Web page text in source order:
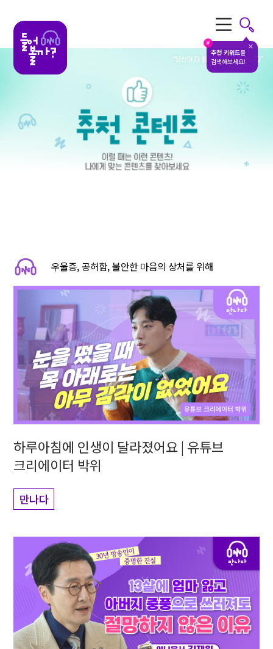
#
추천 키워드를
검색해보세요!
우울증, 공허함, 불안한 마음의 상처를 위해
하루아침에 인생이 달라졌어요 | 유튜브
크리에이터 박위
만나다